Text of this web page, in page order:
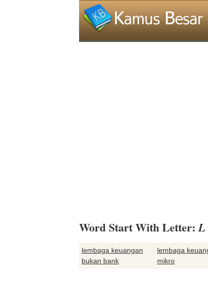
Word Start With Letter:L
lembaga keuangan
bukan bank
lembaga
mikro